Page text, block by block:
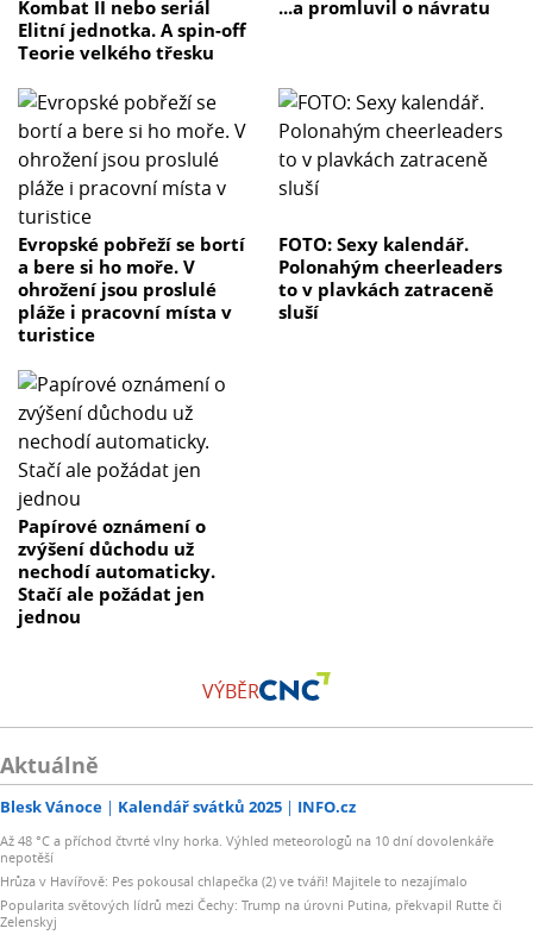
Kombat II nebo seriál
Elitní jednotka. A spin-off
Teorie velkého třesku
...a promluvil o návratu
Evropské pobřeží se bortí
a bere si ho moře. V
ohrožení jsou proslulé
pláže i pracovní místa v
turistice
FOTO: Sexy kalendář.
Polonahým cheerleaders
to v plavkách zatraceně
sluší
Papírové oznámení o
zvýšení důchodu už
nechodí automaticky.
Stačí ale požádat jen
jednou
VÝBĚR
Aktuálně
Blesk Vánoce Kalendář svátků 2025 INFO.cz
Až 48 °C a příchod čtvrté vlny horka. Výhled meteorologů na 10 dní dovolenkáře
nepotěší
Hrůza v Havířově: Pes pokousal chlapečka (2) ve tváři! Majitele to nezajímalo
Popularita světových lídrů mezi Čechy: Trump na úrovni Putina, překvapil Rutte či
Zelenskyj